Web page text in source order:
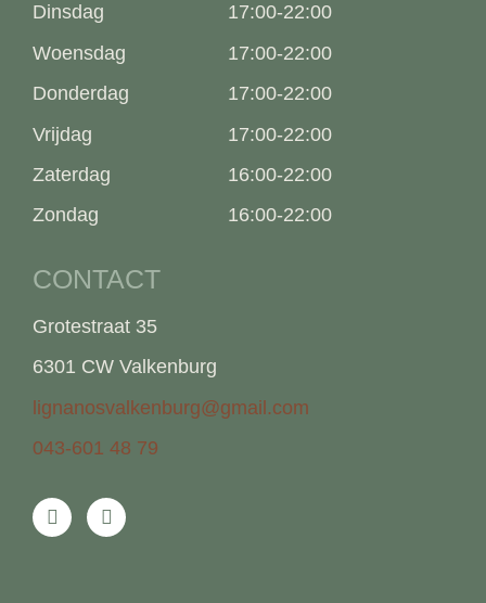
Dinsdag
17:00-22:00
Woensdag
17:00-22:00
Donderdag
17:00-22:00
Vrijdag
17:00-22:00
Zaterdag
16:00-22:00
Zondag
16:00-22:00
CONTACT
Grotestraat 35
6301 CW Valkenburg
lignanosvalkenburg@gmail.com
043-601 48 79